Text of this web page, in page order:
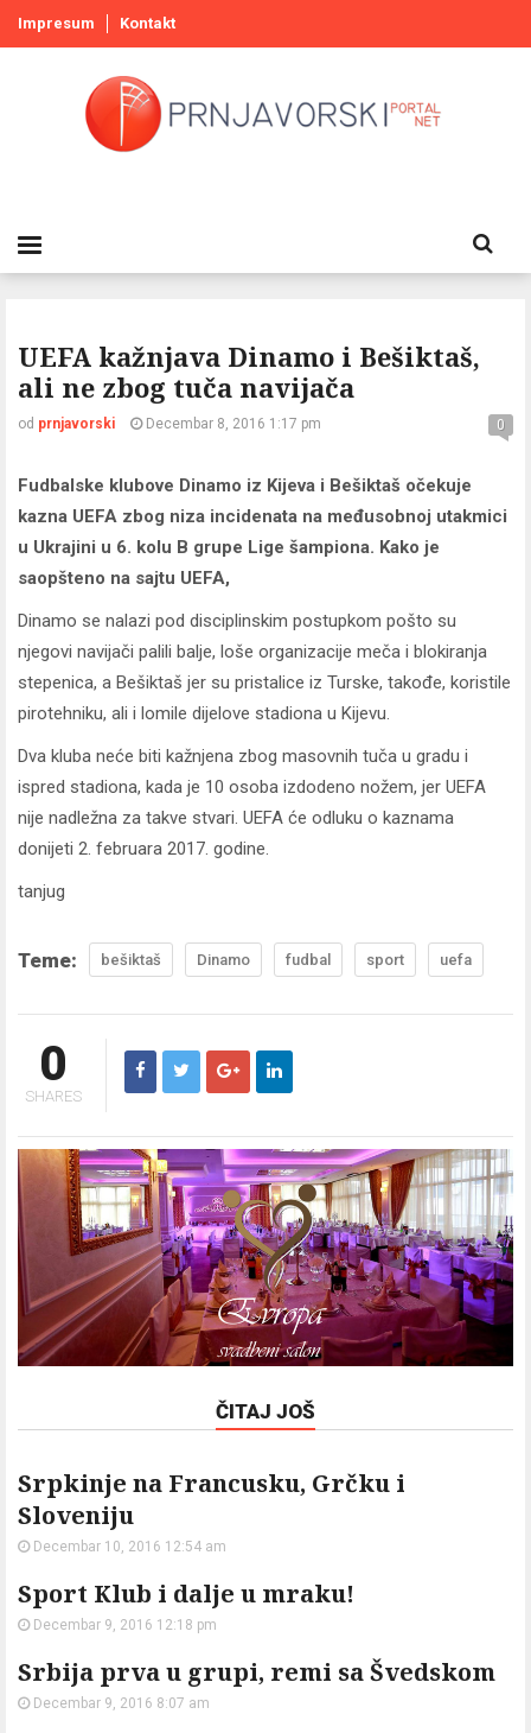
Impresum Kontakt
UEFA kažnjava Dinamo i Bešiktaš,
ali ne zbog tuča navijača
od prnjavorski Decembar 8, 2016 1:17 pm 0
Fudbalske klubove Dinamo iz Kijeva i Bešiktaš očekuje
kazna UEFA zbog niza incidenata na međusobnoj utakmici
u Ukrajini u 6. kolu B grupe Lige šampiona. Kako je
saopšteno na sajtu UEFA,
Dinamo se nalazi pod disciplinskim postupkom pošto su
njegovi navijači palili balje, loše organizacije meča i blokiranja
stepenica, a Bešiktaš jer su pristalice iz Turske, takođe, koristile
pirotehniku, ali i lomile dijelove stadiona u Kijevu.
Dva kluba neće biti kažnjena zbog masovnih tuča u gradu i
ispred stadiona, kada je 10 osoba izdodeno nožem, jer UEFA
nije nadležna za takve stvari. UEFA će odluku o kaznama
donijeti 2. februara 2017. godine.
tanjug
Teme: bešiktaš Dinamo fudbal sport uefa
0
SHARES
ČITAJ JOŠ
Srpkinje na Francusku, Grčku i
Sloveniju
Decembar 10, 2016 12:54 am
Sport Klub i dalje u mraku!
Decembar 9, 2016 12:18 pm
Srbija prva u grupi, remi sa Švedskom
Decembar 9, 2016 8:07 am